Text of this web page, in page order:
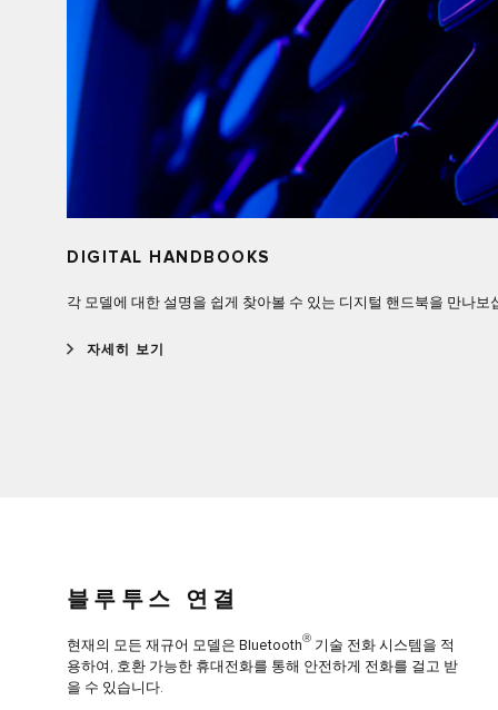
DIGITAL HANDBOOKS
각 모델에 대한 설명을 쉽게 찾아볼 수 있는 디지털 핸드북을 만나보
자세히 보기
블루투스 연결
현재의 모든 재규어 모델은 BluetoothⓇ 기술 전화 시스템을 적
용하여, 호환 가능한 휴대전화를 통해 안전하게 전화를 걸고 받
을 수 있습니다.